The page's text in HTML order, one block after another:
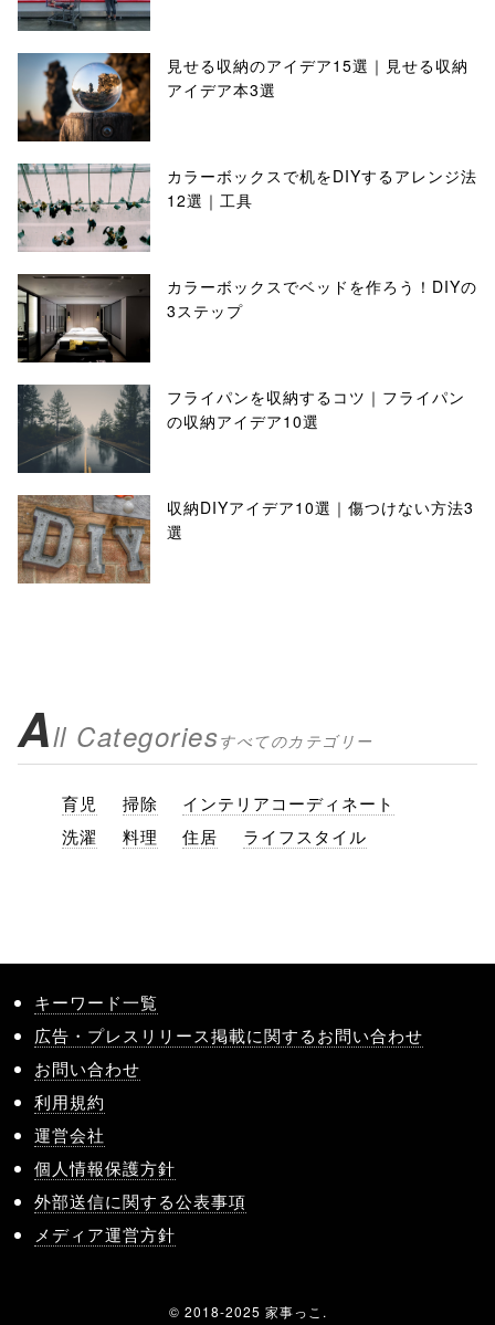
見せる収納のアイデア15選｜見せる収納
アイデア本3選
カラーボックスで机をDIYするアレンジ法
12選｜工具
カラーボックスでベッドを作ろう！DIYの
3ステップ
フライパンを収納するコツ｜フライパン
の収納アイデア10選
収納DIYアイデア10選｜傷つけない方法3
選
All Categoriesすべてのカテゴリー
育児 掃除
インテリアコーディネート
洗濯
料理 住居 ライフスタイル
キーワード一覧
広告・プレスリリース掲載に関するお問い合わせ
お問い合わせ
利用規約
運営会社
個人情報保護方針
外部送信に関する公表事項
メディア運営方針
© 2018-2025 家事っこ.